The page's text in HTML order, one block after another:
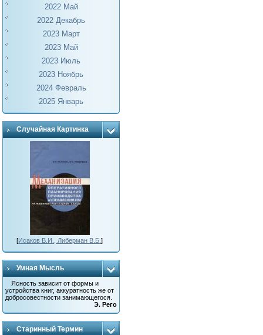
2022 Май
2022 Декабрь
2023 Март
2023 Май
2023 Июль
2023 Ноябрь
2024 Февраль
2025 Январь
Случайная Картинка
[Исаков В.И., Либерман В.Б.]
Умная Мысль
Ясность зависит от формы и
устройства книг, аккуратность же от
добросовестности занимающегося.
Э. Рего
Старинный Термин